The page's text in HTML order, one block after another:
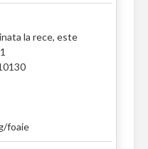
la rece, este
foaie